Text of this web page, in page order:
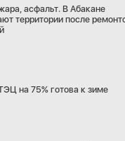
асфальт. В Абакане
территории после
на 75% готова к зиме